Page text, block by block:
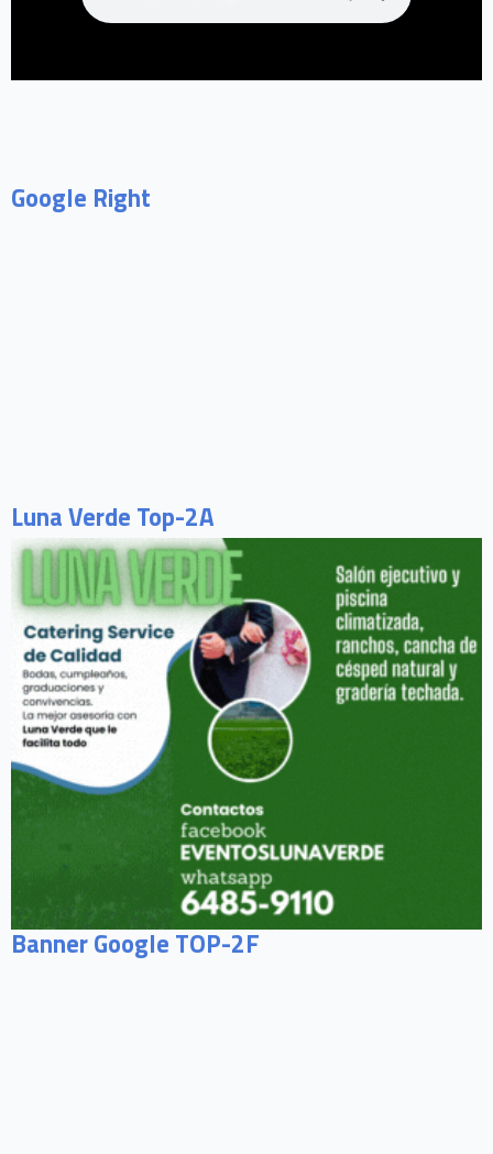
Google Right
Luna Verde Top-2A
Banner Google TOP-2F